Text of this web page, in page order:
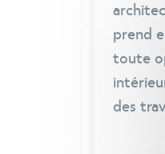
prend
toute
des